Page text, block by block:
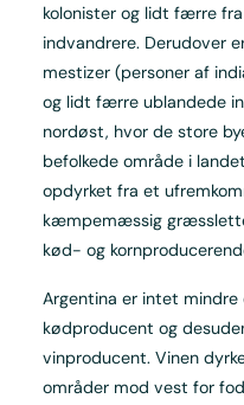
kolonister og lidt færre
indvandrere. Derudover
mestizer (personer af
og lidt færre ublandede
nordøst, hvor de store
befolkede område i
opdyrket fra et
kæmpemæssig
kød- og
Argentina er intet
kødproducent og
vinproducent. Vinen
områder mod vest for